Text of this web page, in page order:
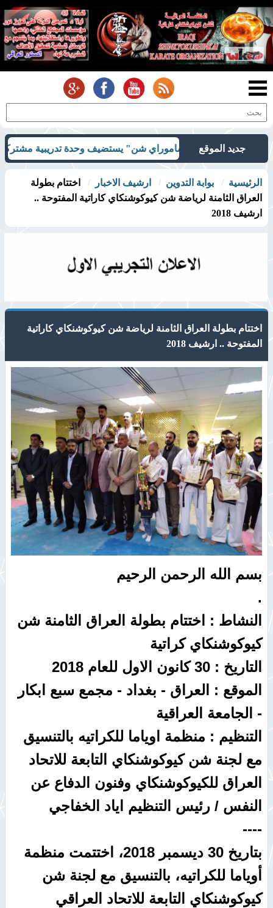
جديد الموقع
"دوجو ساموراي شن" يستضيف وحدة تدريبية مشتركة في كربلاء
الرئيسية بوابة التدوين ارشيف الاخبار
اختتام بطولة
العراق الثامنة لرياضة شن كيوكوشنكاي كاراتية المفتوحة ..
ارشيف 2018
اختتام بطولة العراق الثامنة لرياضة شن كيوكوشنكاي كاراتية
المفتوحة .. ارشيف 2018
بسم الله الرحمن الرحيم
.
النشاط : اختتام بطولة العراق الثامنة شن
كيوكوشنكاي كراتية
التاريخ : 30 كانون الاول للعام 2018
الموقع : العراق - بغداد - مجمع سبع ابكار
- الجامعة العراقية
التنظيم : منظمة اوياما للكراتيه بالتنسيق
مع لجنة شن كيوكوشنكاي التابعة للاتحاد
العراق للكيوكوشنكاي وفنون الدفاع عن
النفس / رئيس التنظيم اياد الخفاجي
----
بتاريخ 30 ديسمبر 2018، اختتمت منظمة
أوياما للكراتيه، بالتنسيق مع لجنة شن
كيوكوشنكاي التابعة للاتحاد العراقي